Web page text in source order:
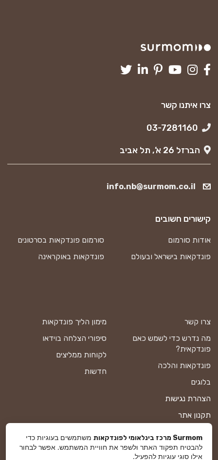
צרו איתנו קשר
הברזל 26 א’, תל אביב
info.nb@surmom.co.il
צרו קשר
מה נדרש כדי לשמש כאם
פונדקאית?
פונדקאות והלכה
בלוגים
הצהרת נגישות
תקנון אתר
מפת אתר
מימון הליך פונדקאות
סיפורי הצלחה בוידאו
לקוחות ממליצים
חדשות
קישורים חשובים
אודות סורמום
סורמום פונדקאות בסרטונים
פונדקאות בישראל ובעולם
פונדקאות באוקראינה
Surmom מרכז בינלאומי לפונדקאות
משתמשים בעוגיות כדי
להבטיח תפקוד האתר ולשפר את חוויית המשתמש. אפשר לבחור
אילו סוגי עוגיות להפעיל.